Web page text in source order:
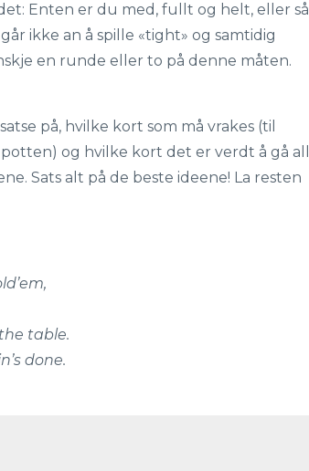
Enten er du med, fullt og helt, eller så
ikke an å spille «tight» og samtidig
en runde eller to på denne måten.
på, hvilke kort som må vrakes (til
og hvilke kort det er verdt å gå all
Sats alt på de beste ideene! La resten
table.
done.